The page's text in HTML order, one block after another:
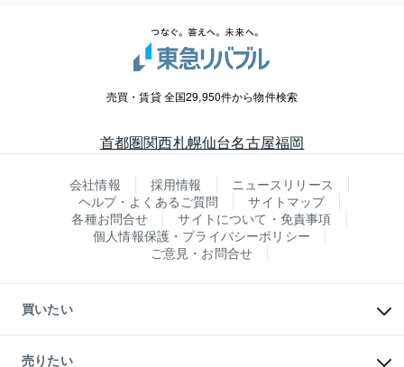
売買・賃貸 全国29,950件から物件検索
首都圏関西札幌仙台名古屋福岡
会社情報 採用情報
ニュースリリース
ヘルプ・よくあるご質問
サイトマップ
各種お問合せ
サイトについて・免責事項
個人情報保護・プライバシーポリシー
ご意見・お問合せ
買いたい
新築・分譲マンションの購入
売りたい